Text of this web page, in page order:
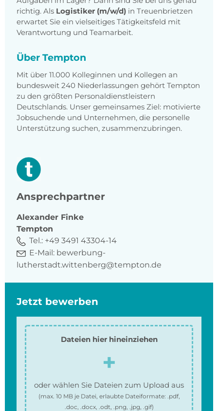
richtig. Als Logistiker (m/w/d) in Treuenbrietzen
erwartet Sie ein vielseitiges Tätigkeitsfeld mit
Verantwortung und Teamarbeit.
Über Tempton
Mit über 11.000 Kolleginnen und Kollegen an
bundesweit 240 Niederlassungen gehört Tempton
zu den größten Personaldienstleistern
Deutschlands. Unser gemeinsames Ziel: motivierte
Jobsuchende und Unternehmen, die personelle
Unterstützung suchen, zusammenzubringen.
Ansprechpartner
Alexander Finke
Tempton
Tel.: +49 3491 43304-14
E-Mail: bewerbung-
lutherstadt.wittenberg@tempton.de
Jetzt bewerben
Dateien hier hineinziehen
oder wählen Sie Dateien zum Upload aus
(max. 10 MBje Datei, erlaubte Dateiformate: .pdf,
.doc, .docx, .odt, .png, .jpg, .gif)